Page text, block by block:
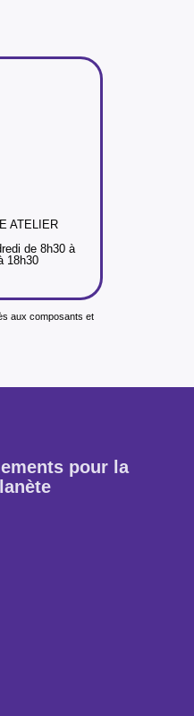
ATELIER
de 8h30 à
18h30
aux composants et
pour la